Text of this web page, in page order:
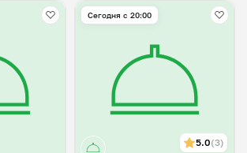
Сегодня с 20:00
5.0(3)